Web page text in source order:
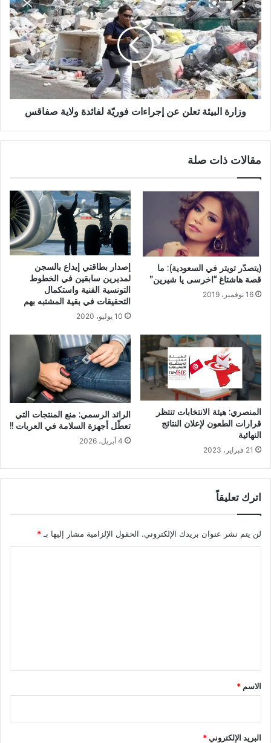
وزارة البيئة تعلن عن إجراءات فوريّة لفائدة ولاية صفاقس
مقالات ذات صلة
(يتصدّر تويتر في السعودية): ما
قصة هاشتاغ “اخرسى يا شيرين”
16 نوفمبر، 2019
إصدار بطاقتي إيداع بالسجن
لمديرين سابقين في الخطوط
التونسية الفنية واستكمال
التحقيقات في بقية المشتبه بهم
10 يوليو، 2020
المنصري: هيئة الانتخابات تنتظر
قرارات الطعون لإعلان النتائج
النهائية
21 فبراير، 2023
الرائد الرسمي: منع المنتجات التي
تعطّل أجهزة السلامة في العربات !!
4 أبريل، 2026
اترك تعليقاً
لن يتم نشر عنوان بريدك الإلكتروني. الحقول الإلزامية مشار إليها بـ *
*
الاسم *
البريد الإلكتروني*